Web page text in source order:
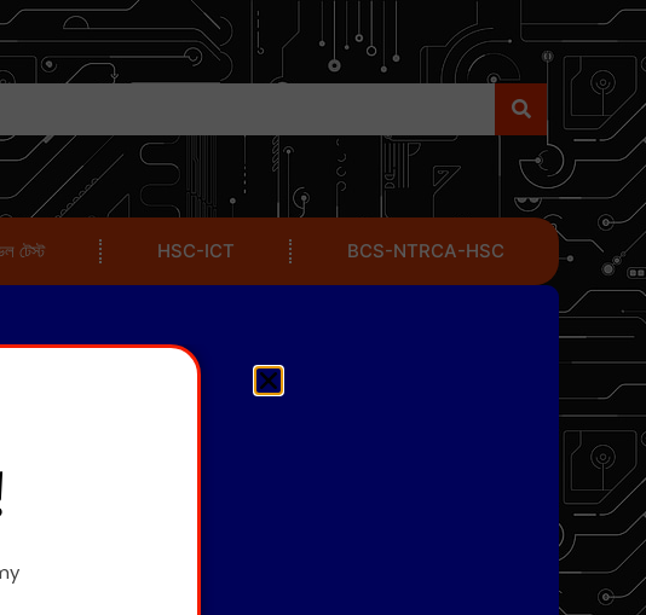
টেস্ট HSC-ICT BCS-NTRCA-HSC